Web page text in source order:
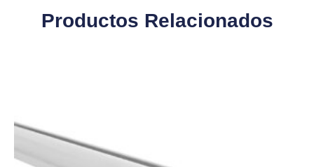
Productos Relacionados